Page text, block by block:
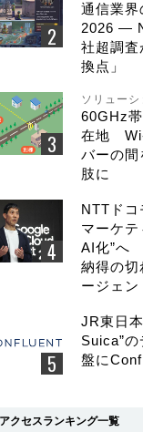
通信業界
2026 ―
社超調査
換点」
ソリューシ
60GHz
在地
バーの間
肢に
NTTドコ
マーケテ
AI化”へ
納得の切
ージェン
JR東日
Suica”
盤に
アクセスランキング一覧